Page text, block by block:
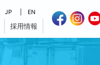
JP EN
採用情報